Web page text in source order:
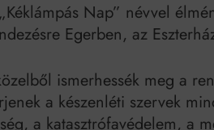
Nap” névvel
Egerben, az
ismerhessék meg a
a készenléti szervek
a katasztrófavédelem, a